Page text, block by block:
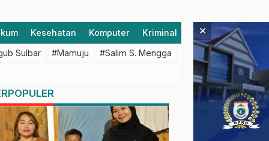
Kesehatan Komputer Kriminal Lifestyle
Sulbar #Mamuju #Salim S. Mengga #featured #Polda
×